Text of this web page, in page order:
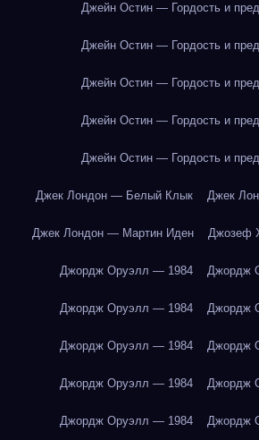
Джейн Остин — Гордость и
Джейн Остин — Гордость и
Джейн Остин — Гордость и
Джейн Остин — Гордость и
Джейн Остин — Гордость и
Джек Лондон — Белый Клык Джек
Джек Лондон — Мартин Иден Джозеф
Джордж Оруэлл — 1984 Джордж
Джордж Оруэлл — 1984 Джордж
Джордж Оруэлл — 1984 Джордж
Джордж Оруэлл — 1984 Джордж
Джордж Оруэлл — 1984 Джордж